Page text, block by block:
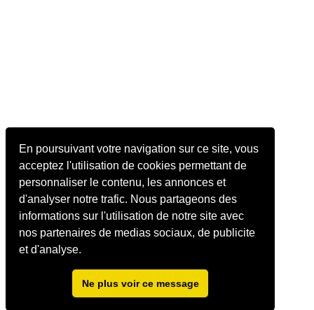
En poursuivant votre navigation sur ce site, vous
acceptez l'utilisation de cookies permettant de
personnaliser le contenu, les annonces et
d'analyser notre trafic. Nous partageons des
informations sur l'utilisation de notre site avec
nos partenaires de medias sociaux, de publicite
et d'analyse.
Ne plus voir ce message